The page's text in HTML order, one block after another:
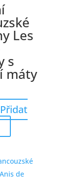
Les
s
máty
Přidat